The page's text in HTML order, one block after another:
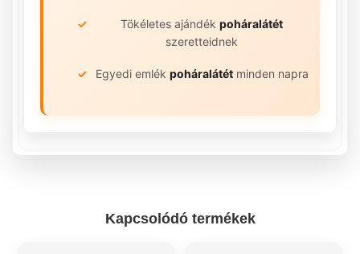
Tökéletes ajándék poháralátét
szeretteidnek
Egyedi emlék poháralátétminden napra
Kapcsolódó termékek